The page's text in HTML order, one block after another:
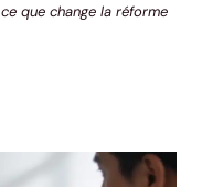
que change la réforme